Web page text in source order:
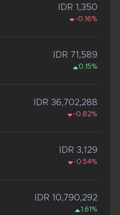
IDR 1,350
-0.16%
IDR 71,589
0.15%
IDR 36,702,288
-0.82%
IDR 3,129
-0.54%
IDR 10,790,292
1.61%